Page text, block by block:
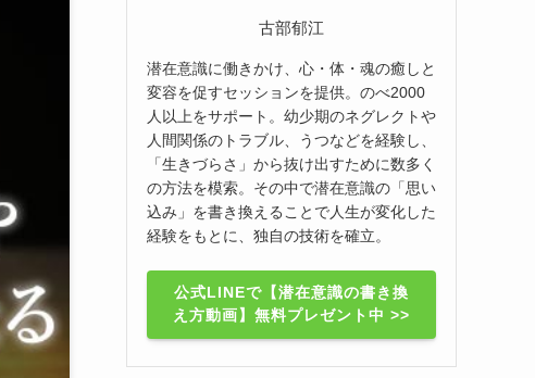
古部郁江
潜在意識に働きかけ、心・体・魂の癒しと
変容を促すセッションを提供。のべ2000
人以上をサポート。幼少期のネグレクトや
人間関係のトラブル、うつなどを経験し、
「生きづらさ」から抜け出すために数多く
の方法を模索。その中で潜在意識の「思い
込み」を書き換えることで人生が変化した
経験をもとに、独自の技術を確立。
公式LINEで【潜在意識の書き換
え方動画】無料プレゼント中 >>